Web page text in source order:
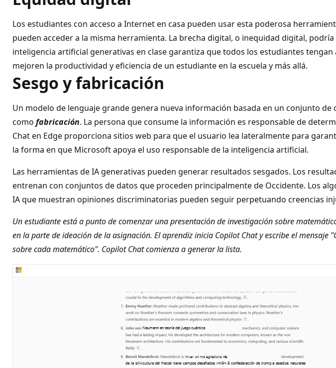
Los estudiantes con acceso a Internet en casa pueden usar esta poderosa
pueden acceder a la misma herramienta. La brecha digital, o inequidad digital,
inteligencia artificial generativas en clase garantiza que todos los estudiantes
mejoren la productividad y eficiencia de un estudiante en la escuela y más allá.
Sesgo y fabricación
Un modelo de lenguaje grande genera nueva información basada en un conjunto
como fabricación. La persona que consume la información es responsable de
Chat en Edge proporciona sitios web para que el usuario lea lateralmente para
la forma en que Microsoft apoya el uso responsable de la inteligencia artificial.
Las herramientas de IA generativas pueden generar resultados sesgados. Los
entrenan con conjuntos de datos que proceden principalmente de Occidente. Los
IA que muestran opiniones discriminatorias pueden seguir perpetuando creencias
Un estudiante está a punto de comenzar una presentación de investigación sobre
en la parte de ideación de la asignación. El aprendiz inicia Copilot Chat y escribe el
sobre cada matemático". Copilot Chat comienza a generar la lista.